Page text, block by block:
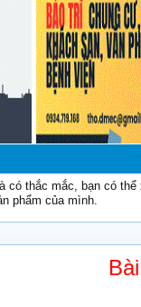
có thắc mắc, bạn có
phẩm của mình.